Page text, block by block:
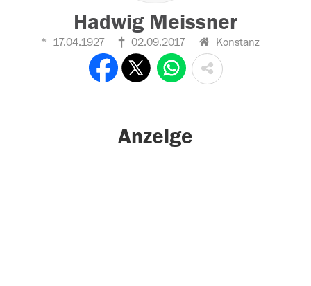
Hadwig Meissner
17.04.1927 02.09.2017 Konstanz
Anzeige